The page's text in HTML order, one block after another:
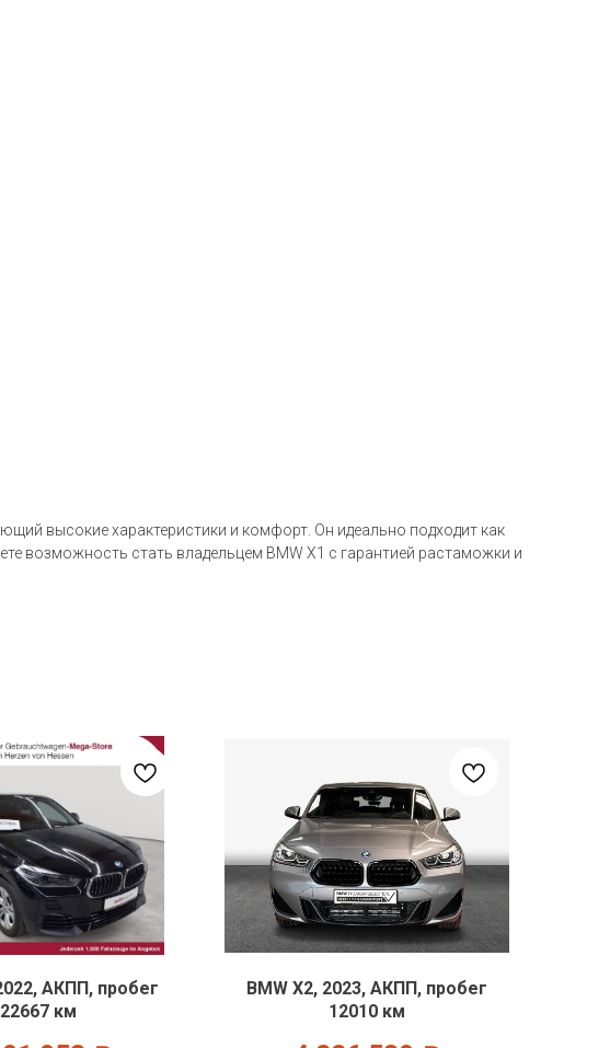
высокие характеристики и комфорт. Он идеально подходит как
возможность стать владельцем BMW X1 с гарантией растаможки и
АКПП, пробег
22667 км
BMW X2, 2023, АКПП, пробег
12010 км